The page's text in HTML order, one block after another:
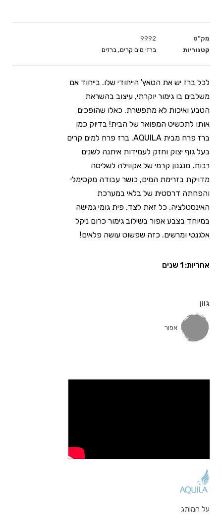
מק"ט
9992
קטגוריות
ברזי מים קרים, ברזים
לכל ברז יש את הטאץ' הייחודי שלו. בייחוד אם
משלבים בו גימור יוקרתי, עיצוב בהשראת
הטבע ואיכות לא מתפשרת. כאלו שהופכים
אותו לתכשיט המפואר של הבית! בדיוק כמו
ברז פרח מבית AQUILA. ברז פרח למים קרים
בעל גוף יצוק וחזק לעמידות איתנה לשנים
רבות, מנגנון קרמי של אקווילה לשליטה
מדויקת בזרימת המים, כושר עבודה מקסימלי
והפחתה דרסטית של בלאי במערכת
האינסטלציה. כל זאת לצד, פית גומי גמישה
במיוחד בצבע אפור בשילוב גימור כרום ניקל
אלגנטי ומרשים. כזה שפשוט עושה פלאים!
אחריות: 1 שנים
גוון
אפור
על המותג